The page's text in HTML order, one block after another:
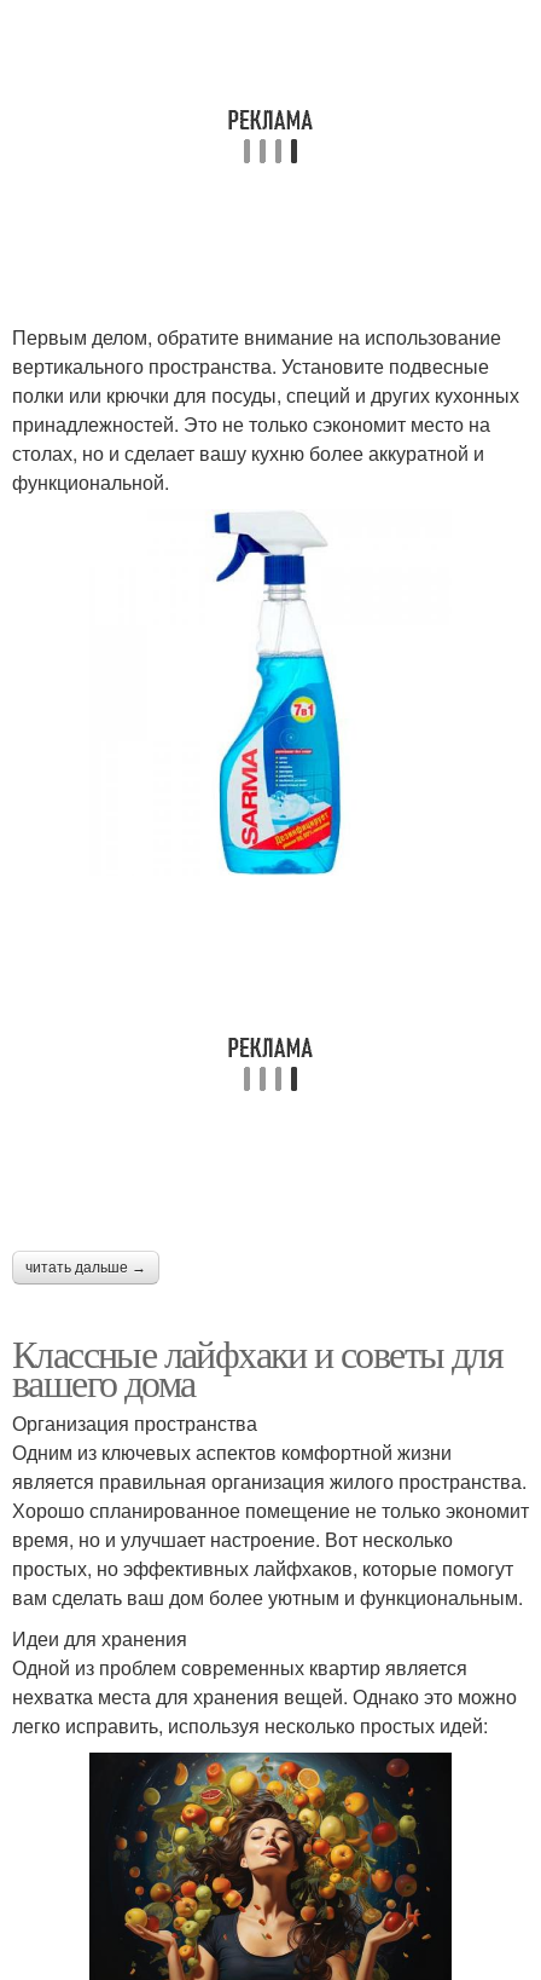
Кухонные лайфхаки
Лайфхаки для
домашних поваров
Полезный перекус
Лайфхаки для дачи Гениальные лайфхаки
Первым делом, обратите внимание на использование
вертикального пространства. Установите подвесные
полки или крючки для посуды, специй и других кухонных
принадлежностей. Это не только сэкономит место на
столах, но и сделает вашу кухню более аккуратной и
функциональной.
читать дальше →
Классные лайфхаки и советы для
вашего дома
Организация пространства
Одним из ключевых аспектов комфортной жизни
является правильная организация жилого пространства.
Хорошо спланированное помещение не только экономит
время, но и улучшает настроение. Вот несколько
простых, но эффективных лайфхаков, которые помогут
вам сделать ваш дом более уютным и функциональным.
Идеи для хранения
Одной из проблем современных квартир является
нехватка места для хранения вещей. Однако это можно
легко исправить, используя несколько простых идей: